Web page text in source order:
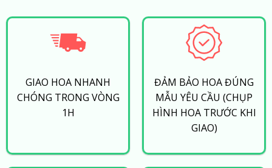
GIAO HOA NHANH
CHÓNG TRONG VÒNG
1H
ĐẢM BẢO HOA ĐÚNG
MẪU YÊU CẦU (CHỤP
HÌNH HOA TRƯỚC KHI
GIAO)